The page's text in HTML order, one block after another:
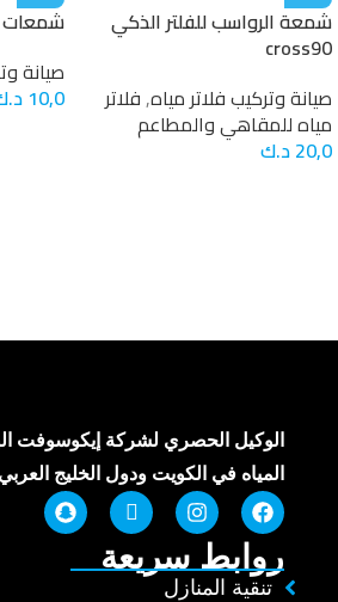
شمعة الرواسب للفلتر الذكي
cross90
صيانة وتركيب فلاتر مياه,فلاتر
مياه للمقاهي والمطاعم
20,0د.ك
شمعات فلتر
صيانة
10,0
الوكيل الحصري لشركة إيكوسوفت
المياه في الكويت ودول الخليج العربي
روابط سريعة
تنقية المنازل